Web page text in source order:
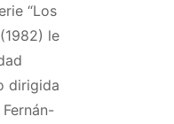
“Los
le
dirigida